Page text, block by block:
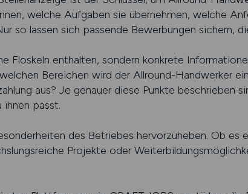
welche Aufgaben sie übernehmen, welche
so lassen sich passende Bewerbungen sichern,
Floskeln enthalten, sondern konkrete
Bereichen wird der Allround-Handwerker
aus? Je genauer diese Punkte beschrieben
passt.
des Betriebes hervorzuheben. Ob es
Projekte oder